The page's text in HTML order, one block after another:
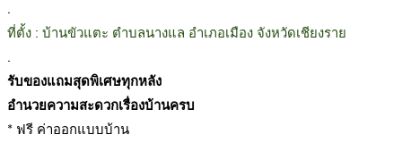
.
ที่ตั้ง : บ้านขัวแตะ ตำบลนางแล อำเภอเมือง จังหวัดเชียงราย
.
รับของแถมสุดพิเศษทุกหลัง
อำนวยความสะดวกเรื่องบ้านครบ
* ฟรี ค่าออกแบบบ้าน